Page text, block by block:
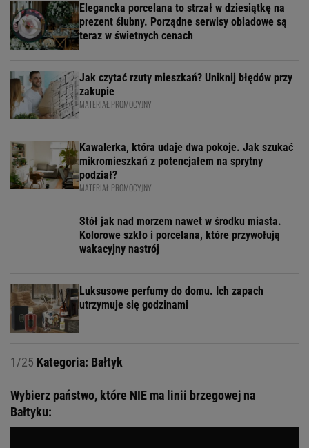
Elegancka porcelana to strzał w dziesiątkę na
prezent ślubny. Porządne serwisy obiadowe są
teraz w świetnych cenach
Jak czytać rzuty mieszkań? Uniknij błędów przy
zakupie
MATERIAŁ PROMOCYJNY
Kawalerka, która udaje dwa pokoje. Jak szukać
mikromieszkań z potencjałem na sprytny
podział?
MATERIAŁ PROMOCYJNY
Stół jak nad morzem nawet w środku miasta.
Kolorowe szkło i porcelana, które przywołują
wakacyjny nastrój
Luksusowe perfumy do domu. Ich zapach
utrzymuje się godzinami
1/25 Kategoria: Bałtyk
Wybierz państwo, które NIE ma linii brzegowej na
Bałtyku: